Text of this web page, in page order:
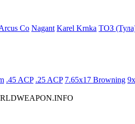
Co Nagant Karel Krnka ТОЗ
.45 ACP .25 ACP 7.65x17 Browning